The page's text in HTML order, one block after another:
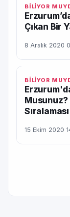
BİLİYOR
Çıkan Bir
8 Aralık 2020
BİLİYOR
15 Ekim 2020